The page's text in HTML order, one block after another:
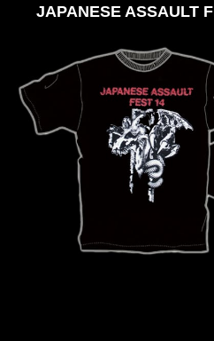
JAPANESE ASSAULT